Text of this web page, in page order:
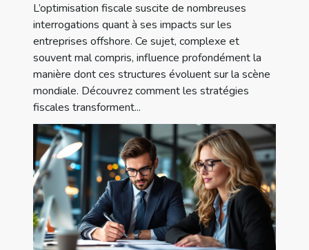
L’optimisation fiscale suscite de nombreuses
interrogations quant à ses impacts sur les
entreprises offshore. Ce sujet, complexe et
souvent mal compris, influence profondément la
manière dont ces structures évoluent sur la scène
mondiale. Découvrez comment les stratégies
fiscales transforment...